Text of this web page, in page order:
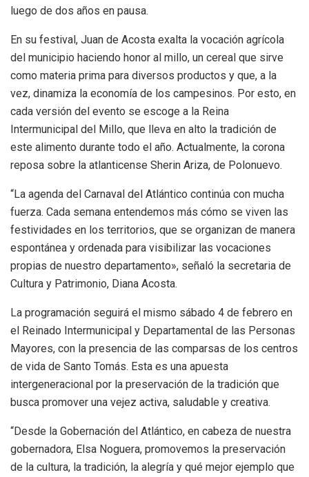
luego de dos años en pausa.
En su festival, Juan de Acosta exalta la vocación agrícola
del municipio haciendo honor al millo, un cereal que sirve
como materia prima para diversos productos y que, a la
vez, dinamiza la economía de los campesinos. Por esto, en
cada versión del evento se escoge a la Reina
Intermunicipal del Millo, que lleva en alto la tradición de
este alimento durante todo el año. Actualmente, la corona
reposa sobre la atlanticense Sherin Ariza, de Polonuevo.
“La agenda del Carnaval del Atlántico continúa con mucha
fuerza. Cada semana entendemos más cómo se viven las
festividades en los territorios, que se organizan de manera
espontánea y ordenada para visibilizar las vocaciones
propias de nuestro departamento», señaló la secretaria de
Cultura y Patrimonio, Diana Acosta.
La programación seguirá el mismo sábado 4 de febrero en
el Reinado Intermunicipal y Departamental de las Personas
Mayores, con la presencia de las comparsas de los centros
de vida de Santo Tomás. Esta es una apuesta
intergeneracional por la preservación de la tradición que
busca promover una vejez activa, saludable y creativa.
“Desde la Gobernación del Atlántico, en cabeza de nuestra
gobernadora, Elsa Noguera, promovemos la preservación
de la cultura, la tradición, la alegría y qué mejor ejemplo que